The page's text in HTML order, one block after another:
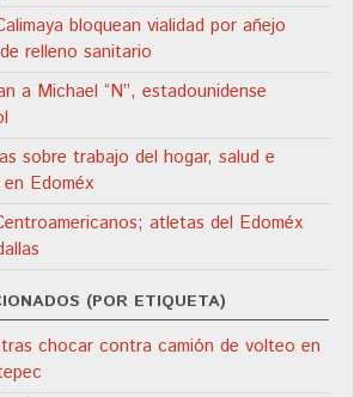
bloquean vialidad por añejo
relleno sanitario
a Michael “N”, estadounidense
sobre trabajo del hogar, salud e
Edoméx
atletas del Edoméx
(POR ETIQUETA)
chocar contra camión de volteo en